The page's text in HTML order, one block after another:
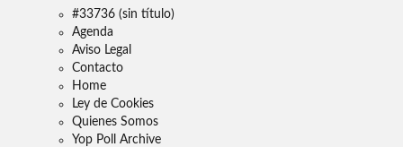
#33736 (sin título)
Agenda
Aviso Legal
Contacto
Home
Ley de Cookies
Quienes Somos
Yop Poll Archive